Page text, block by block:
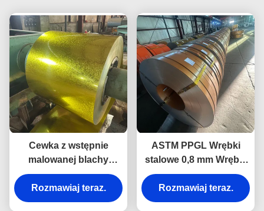
Cewka z wstępnie
malowanej blachy
galwanizowanej o
gramaturze 550 g/m²,
cewka ze stali PPGI
Rozmawiaj teraz.
ASTM PPGL Wrębki
stalowe 0,8 mm Wrębki
pokryte cynkiem
Rozmawiaj teraz.